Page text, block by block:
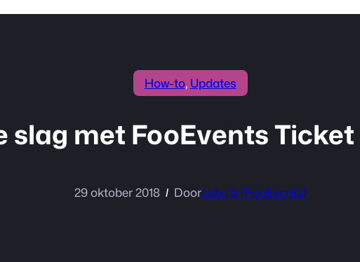
How-to, Updates
slag met FooEvents
29 oktober 2018 DoorLidia S (FooEvents)